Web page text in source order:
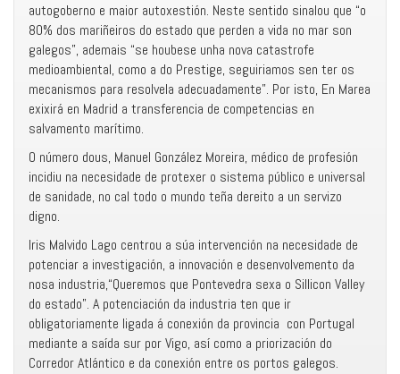
autogoberno e maior autoxestión. Neste sentido sinalou que “o
80% dos mariñeiros do estado que perden a vida no mar son
galegos”, ademais “se houbese unha nova catastrofe
medioambiental, como a do Prestige, seguiriamos sen ter os
mecanismos para resolvela adecuadamente”. Por isto, En Marea
exixirá en Madrid a transferencia de competencias en
salvamento marítimo.
O número dous, Manuel González Moreira, médico de profesión
incidiu na necesidade de protexer o sistema público e universal
de sanidade, no cal todo o mundo teña dereito a un servizo
digno.
Iris Malvido Lago centrou a súa intervención na necesidade de
potenciar a investigación, a innovación e desenvolvemento da
nosa industria,“Queremos que Pontevedra sexa o Sillicon Valley
do estado”. A potenciación da industria ten que ir
obligatoriamente ligada á conexión da provincia con Portugal
mediante a saída sur por Vigo, así como a priorización do
Corredor Atlántico e da conexión entre os portos galegos.